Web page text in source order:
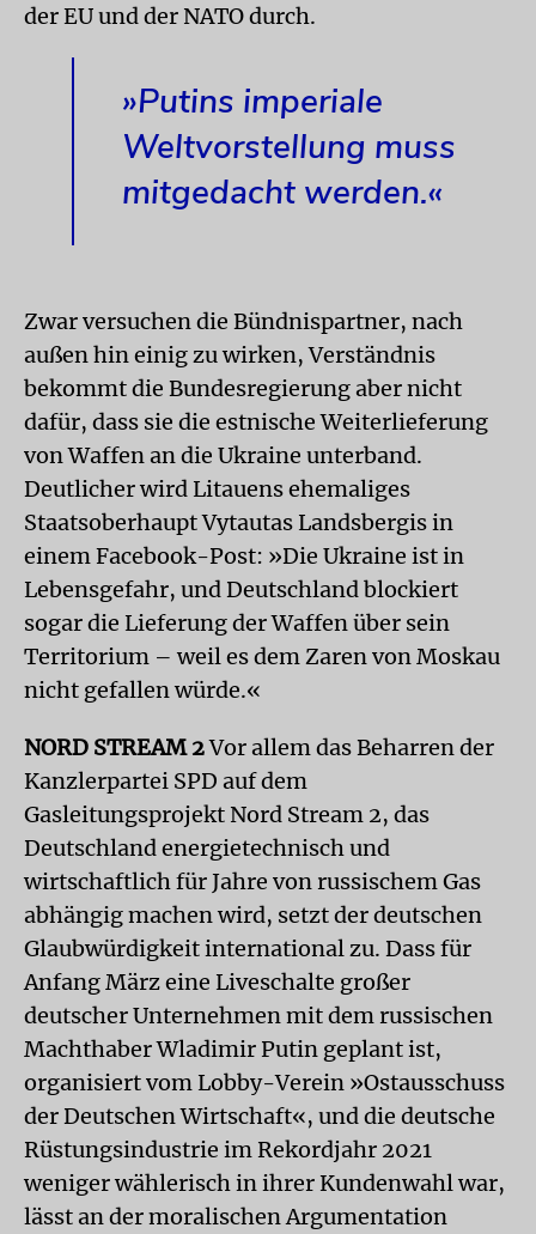
der EU und der NATO durch.
»Putins imperiale
Weltvorstellung muss
mitgedacht werden.«
Zwar versuchen die Bündnispartner, nach
außen hin einig zu wirken, Verständnis
bekommt die Bundesregierung aber nicht
dafür, dass sie die estnische Weiterlieferung
von Waffen an die Ukraine unterband.
Deutlicher wird Litauens ehemaliges
Staatsoberhaupt Vytautas Landsbergis in
einem Facebook-Post: »Die Ukraine ist in
Lebensgefahr, und Deutschland blockiert
sogar die Lieferung der Waffen über sein
Territorium – weil es dem Zaren von Moskau
nicht gefallen würde.«
NORD STREAM 2Vor allem das Beharren der
Kanzlerpartei SPD auf dem
Gasleitungsprojekt Nord Stream 2, das
Deutschland energietechnisch und
wirtschaftlich für Jahre von russischem Gas
abhängig machen wird, setzt der deutschen
Glaubwürdigkeit international zu. Dass für
Anfang März eine Liveschalte großer
deutscher Unternehmen mit dem russischen
Machthaber Wladimir Putin geplant ist,
organisiert vom Lobby-Verein »Ostausschuss
der Deutschen Wirtschaft«, und die deutsche
Rüstungsindustrie im Rekordjahr 2021
weniger wählerisch in ihrer Kundenwahl war,
lässt an der moralischen Argumentation